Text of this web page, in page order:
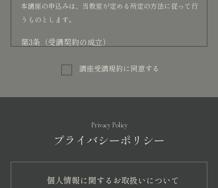
本講座の申込みは、当教室が定める所定の方法に従って行
うものとします。
第3条（受講契約の成立）
受講契約が成立するものとします。
本講座の受講料の決済方法は次のに定める通りです
銀行振込（一括支払い）受講料の全額を、当教室が
指定する銀行口座へお振り込み下さい。（振込手数
講座受講規約に同意する
Privacy Policy
プライバシーポリシー
個人情報に関するお取扱いについて